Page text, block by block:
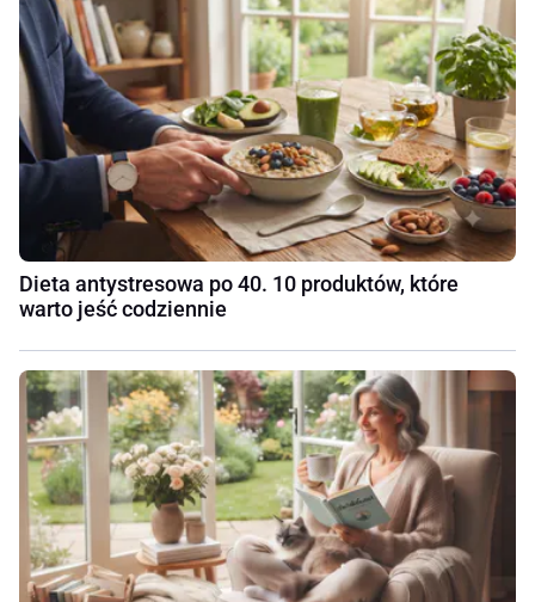
Dieta antystresowa po 40. 10 produktów, które
warto jeść codziennie